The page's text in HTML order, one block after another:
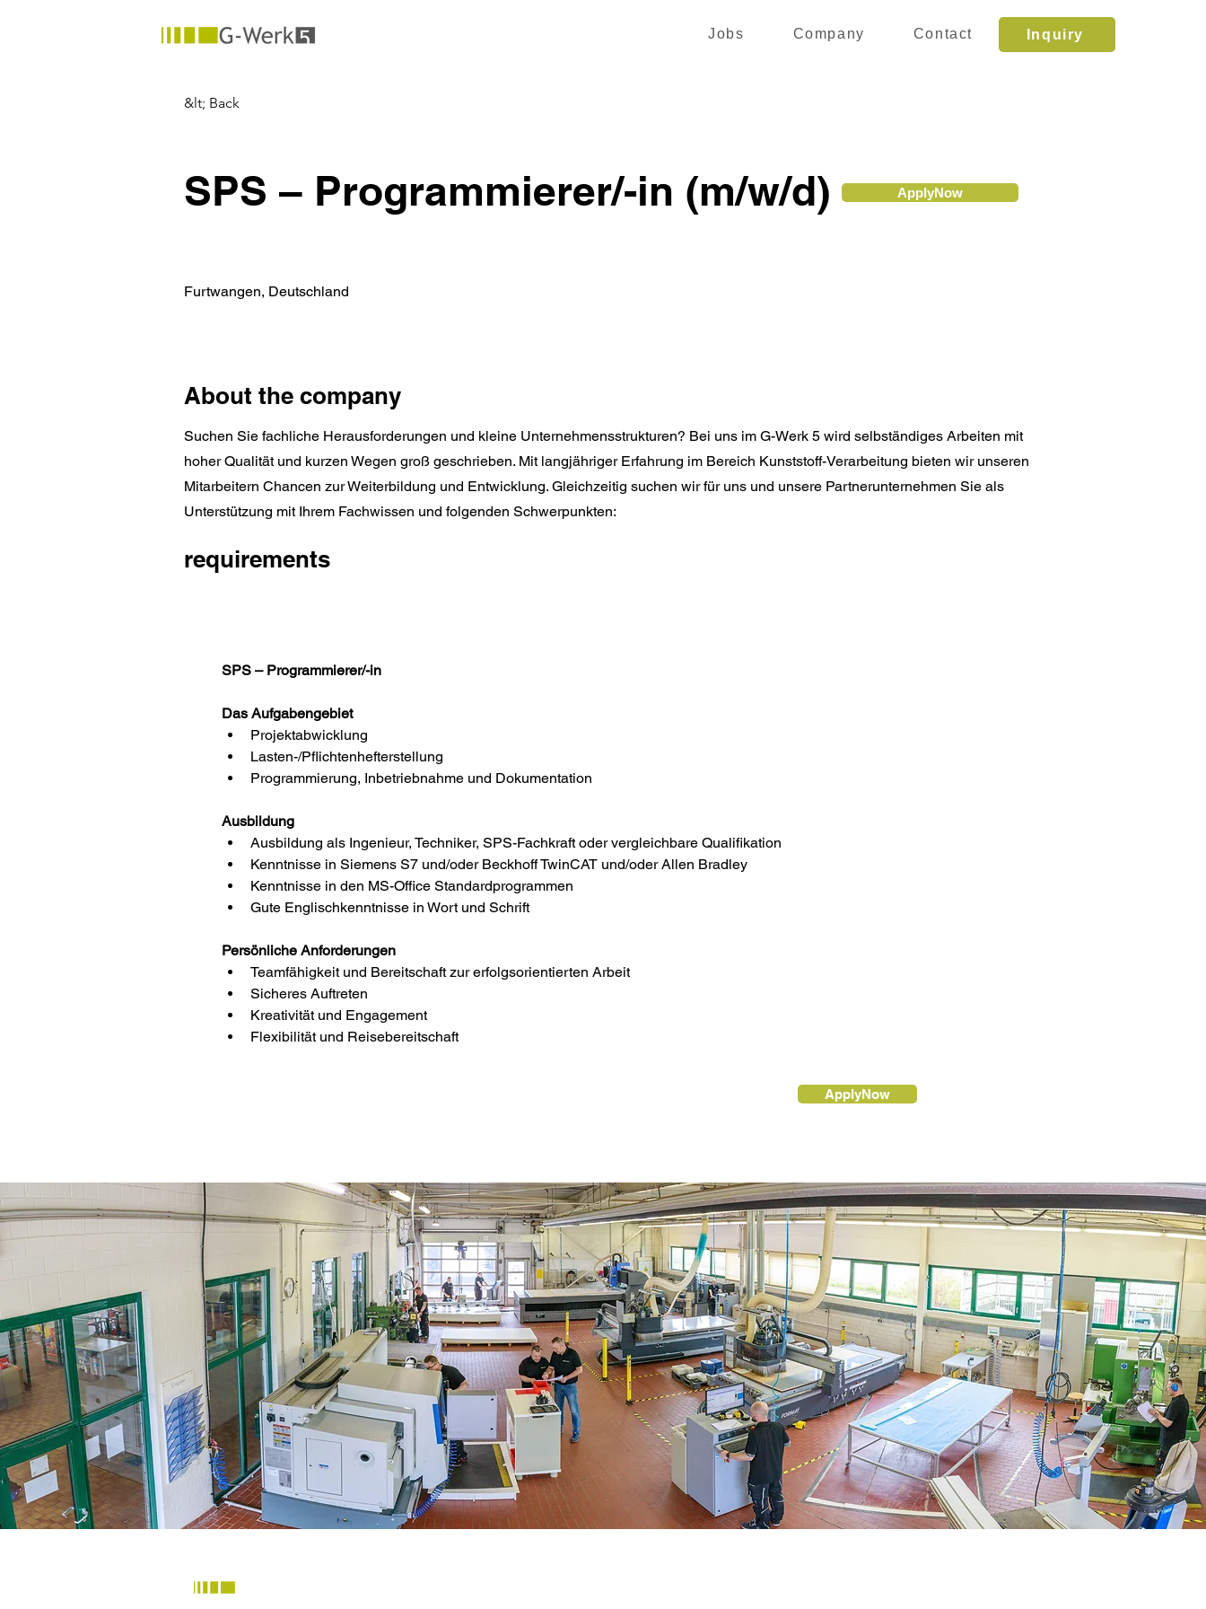
Jobs Company Contact Inquiry
&lt; Back
SPS – Programmierer/-in (m/w/d) ApplyNow
Furtwangen, Deutschland
About the company
Suchen Sie fachliche Herausforderungen und kleine Unternehmensstrukturen? Bei uns im G-Werk 5 wird selbständiges Arbeiten mit
hoher Qualität und kurzen Wegen groß geschrieben. Mit langjähriger Erfahrung im Bereich Kunststoff-Verarbeitung bieten wir unseren
Mitarbeitern Chancen zur Weiterbildung und Entwicklung. Gleichzeitig suchen wir für uns und unsere Partnerunternehmen Sie als
Unterstützung mit Ihrem Fachwissen und folgenden Schwerpunkten:
requirements
SPS – Programmierer/-in
Das Aufgabengebiet
Projektabwicklung
Lasten-/Pflichtenhefterstellung
Programmierung, Inbetriebnahme und Dokumentation
Ausbildung
Ausbildung als Ingenieur, Techniker, SPS-Fachkraft oder vergleichbare Qualifikation
Kenntnisse in Siemens S7 und/oder Beckhoff TwinCAT und/oder Allen Bradley
Kenntnisse in den MS-Office Standardprogrammen
Gute Englischkenntnisse in Wort und Schrift
Persönliche Anforderungen
Teamfähigkeit und Bereitschaft zur erfolgsorientierten Arbeit
Sicheres Auftreten
Kreativität und Engagement
Flexibilität und Reisebereitschaft
ApplyNow